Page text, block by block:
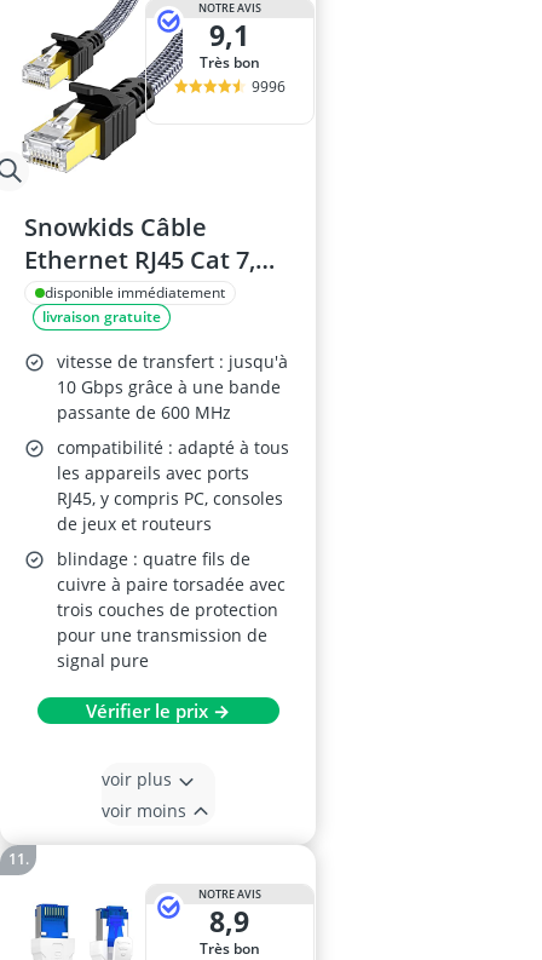
NOTRE AVIS
9,1
Très bon
9996
Snowkids Câble
Ethernet RJ45 Cat 7,
5m
disponible immédiatement
livraison gratuite
vitesse de transfert : jusqu'à
10 Gbps grâce à une bande
passante de 600 MHz
compatibilité : adapté à tous
les appareils avec ports
RJ45, y compris PC, consoles
de jeux et routeurs
blindage : quatre fils de
cuivre à paire torsadée avec
trois couches de protection
pour une transmission de
signal pure
Vérifier le prix →
voir plus
voir moins
NOTRE AVIS
8,9
Très bon